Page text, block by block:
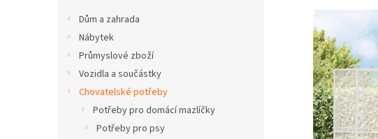
Dům a zahrada
Nábytek
Průmyslové zboží
Vozidla a součástky
Chovatelské potřeby
Potřeby pro domácí mazlíčky
Potřeby pro psy